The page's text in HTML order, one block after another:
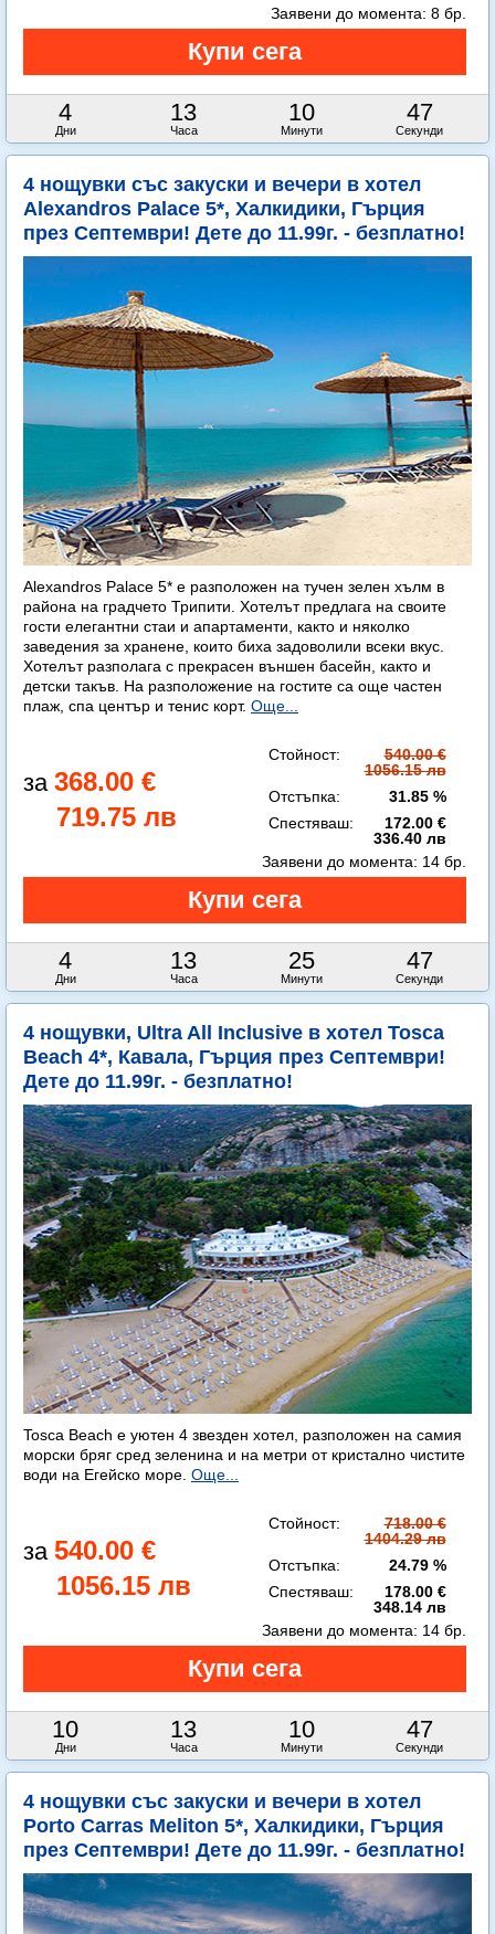
4
Дни
13
Часа
10
Минути
45
Секунди
Заявени до момента: 8 бр.
4 нощувки със закуски и вечери в хотел
Alexandros Palace 5*, Халкидики, Гърция
през Септември! Дете до 11.99г. - безплатно!
Alexandros Palace 5* e разположен на тучен зелен хълм в
района на градчето Трипити. Хотелът предлага на своите
гости елегантни стаи и апартаменти, както и няколко
заведения за хранене, които биха задоволили всеки вкус.
Хотелът разполага с прекрасен външен басейн, както и
детски такъв. На разположение на гостите са още частен
плаж, спа център и тенис корт. Още...
368.00 €
719.75 лв
Стойност:
540.00 €
1056.15 лв
Отстъпка:
31.85 %
Спестяваш:
172.00 €
336.40 лв
4
Дни
13
Часа
25
Минути
45
Секунди
Заявени до момента: 14 бр.
4 нощувки, Ultra All Inclusive в хотел Tosca
Beach 4*, Кавала, Гърция през Септември!
Дете до 11.99г. - безплатно!
Tosca Beach е уютен 4 звезден хотел, разположен на самия
морски бряг сред зеленина и на метри от кристално чистите
води на Егейско море. Още...
540.00 €
1056.15 лв
Стойност:
718.00 €
1404.29 лв
Отстъпка:
24.79 %
Спестяваш:
178.00 €
348.14 лв
10
Дни
13
Часа
10
Минути
45
Секунди
Заявени до момента: 14 бр.
4 нощувки със закуски и вечери в хотел
Porto Carras Meliton 5*, Халкидики, Гърция
през Септември! Дете до 11.99г. - безплатно!